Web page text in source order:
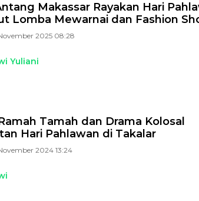
Makassar Rayakan Hari
Lomba Mewarnai dan Fashion
2025 08:28
Yuliani
Tamah dan Drama Kolosal
Hari Pahlawan di Takalar
2024 13:24